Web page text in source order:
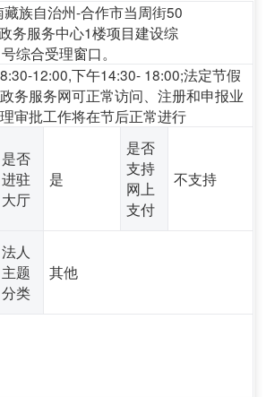
族自治州-合作市当周街50
务服务中心1楼项目建设综
综合受理窗口。
12:00,下午14:30- 18:00;法定节假
务服务网可正常访问、注册和申报业
审批工作将在节后正常进行
是否
进驻
大厅
是
是否
支持
网上
支付
不支持
法人
主题
分类
其他